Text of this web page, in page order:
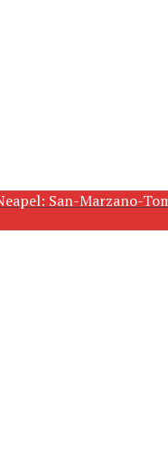
San-Marzano-